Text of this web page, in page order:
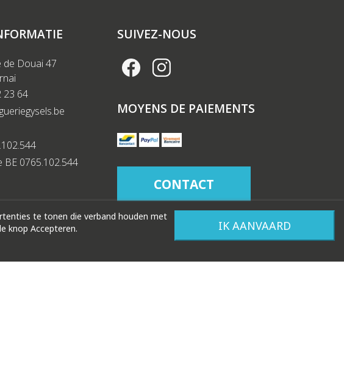
de Douai 47
23 64
BE 0765.102.544
te tonen die verband houden met
knop Accepteren.
IK AANVAARD
SUIVEZ-NOUS
MOYENS DE PAIEMENTS
CONTACT